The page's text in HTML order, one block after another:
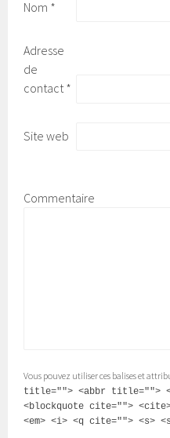
Nom *
Adresse
de
contact*
Site web
Commentaire
Vous pouvez utiliser ces balises et
title=""> <abbr title="">
<blockquote cite="">
<em> <i> <q cite=""> <s>